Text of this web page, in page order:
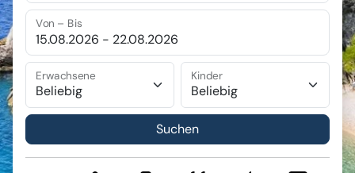
Von – Bis
Erwachsene Kinder